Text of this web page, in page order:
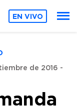
EN VIVO
de 2016 -